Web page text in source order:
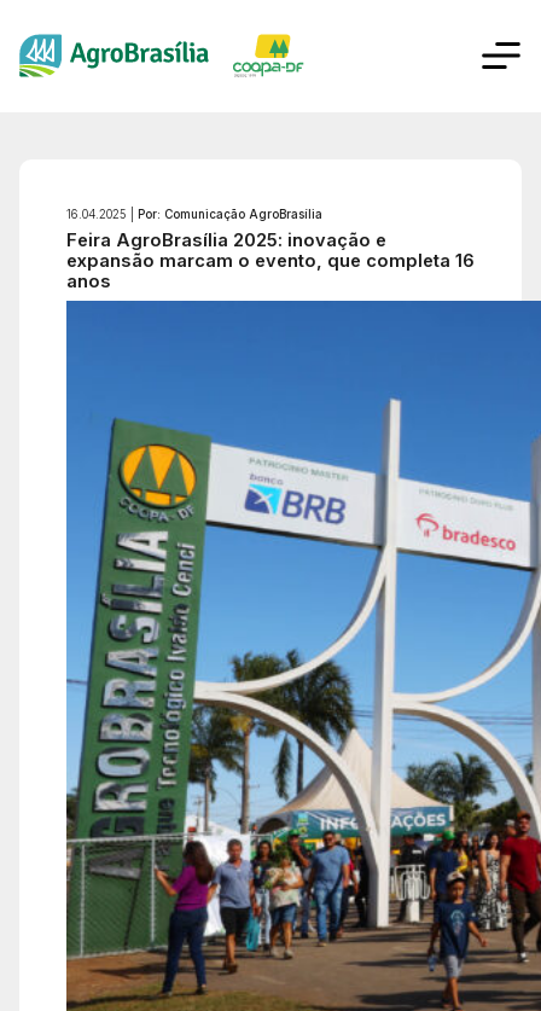
16.04.2025 | Por: Comunicação AgroBrasília
Feira AgroBrasília 2025: inovação e
expansão marcam o evento, que completa 16
anos